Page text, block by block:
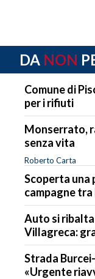
DA NON
Comune di
per i rifiuti
Monserrato,
senza vita
Roberto Carta
Scoperta una
campagne
Auto si ribalta
Villagreca:
Strada
«Urgente